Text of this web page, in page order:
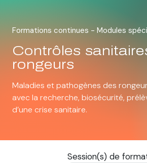
Formations continues - Modules
Contrôles
rongeurs
Maladies et pathogènes des
avec la recherche, biosécurité,
d’une crise sanitaire.
Session(s) de